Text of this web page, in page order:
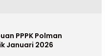
PPPK Polman
Januari 2026